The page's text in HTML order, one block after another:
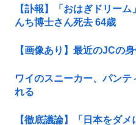
【訃報】「おはぎドリー
んち博士さん死去 64歳
【画像あり】最近のJCの
ワイのスニーカー、パン
れる
【徹底議論】「日本をダ